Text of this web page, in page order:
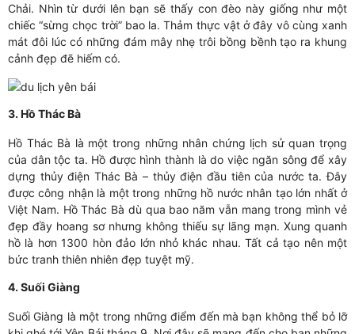
Chải. Nhìn từ dưới lên bạn sẽ thấy con đèo này giống như một
chiếc “sừng chọc trời” bao la. Thảm thực vật ở đây vô cùng xanh
mát đôi lúc có những đám mây nhẹ trôi bồng bềnh tạo ra khung
cảnh đẹp đẽ hiếm có.
3. Hồ Thác Bà
Hồ Thác Bà là một trong những nhân chứng lịch sử quan trọng
của dân tộc ta. Hồ được hình thành là do việc ngăn sông để xây
dựng thủy điện Thác Bà – thủy điện đầu tiên của nước ta. Đây
được công nhận là một trong những hồ nước nhân tạo lớn nhất ở
Việt Nam. Hồ Thác Bà dù qua bao năm vẫn mang trong mình vẻ
đẹp đầy hoang sơ nhưng không thiếu sự lãng mạn. Xung quanh
hồ là hơn 1300 hòn đảo lớn nhỏ khác nhau. Tất cả tạo nên một
bức tranh thiên nhiên đẹp tuyệt mỹ.
4. Suối Giàng
Suối Giàng là một trong những điểm đến mà bạn không thể bỏ lỡ